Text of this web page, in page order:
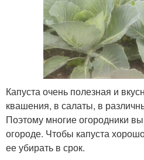
Капуста очень полезная и
квашения, в салаты, в
Поэтому многие огородники
огороде. Чтобы капуста
ее убирать в срок.